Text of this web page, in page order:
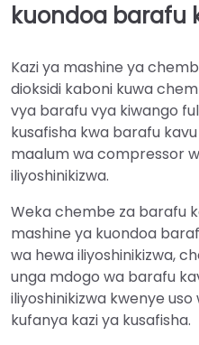
kuondoa barafu
Kazi ya mashine ya
dioksidi kaboni kuwa
vya barafu vya kiwango
kusafisha kwa barafu
maalum wa compressor
iliyoshinikizwa.
Weka chembe za barafu
mashine ya kuondoa
wa hewa iliyoshinikizwa,
unga mdogo wa barafu
iliyoshinikizwa kwenye
kufanya kazi ya kusafisha.